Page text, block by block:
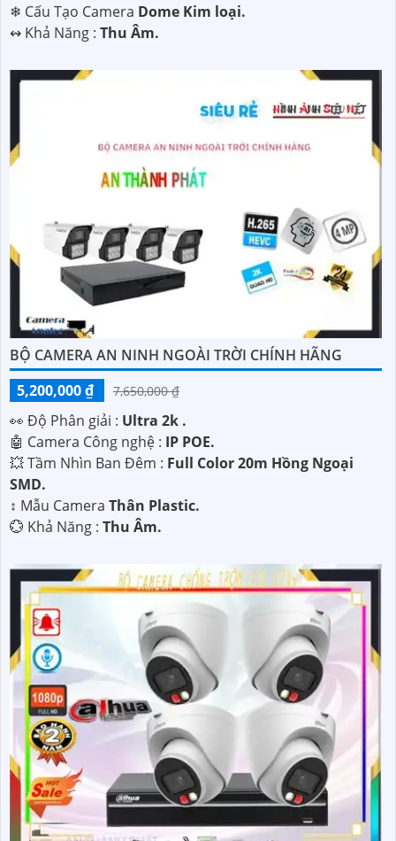
❄ Cấu Tạo Camera Dome Kim loại.
️↭ Khả Năng : Thu Âm.
BỘ CAMERA AN NINH NGOÀI TRỜI CHÍNH HÃNG
5,200,000 ₫
7,650,000 ₫
️👀 Độ Phân giải : Ultra 2k .
🤖️ Camera Công nghệ : IP POE.
💥 Tầm Nhìn Ban Đêm : Full Color 20m Hồng Ngoại
SMD.
↕️ Mẫu Camera Thân Plastic.
️💮 Khả Năng : Thu Âm.